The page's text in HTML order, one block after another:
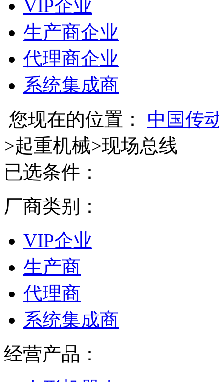
VIP企业
生产商企业
代理商企业
系统集成商
您现在的位置：
中国传
>起重机械>现场总线
已选条件：
厂商类别：
VIP企业
生产商
代理商
系统集成商
经营产品：